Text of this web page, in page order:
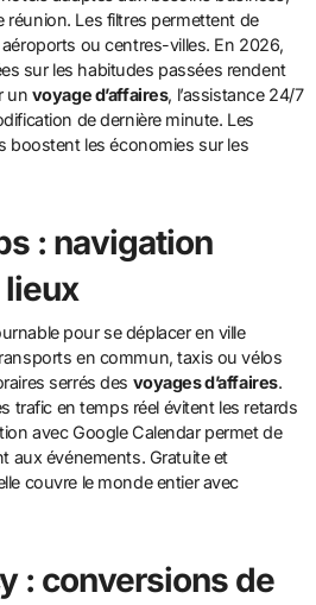
réunion. Les filtres permettent de
ou centres-villes. En 2026,
sur les habitudes passées rendent
un voyage d’affaires, l’assistance 24/7
de dernière minute. Les
boostent les économies sur les
: navigation
pour se déplacer en ville
en commun, taxis ou vélos
serrés des voyages d’affaires.
trafic en temps réel évitent les retards
avec Google Calendar permet de
aux événements. Gratuite et
couvre le monde entier avec
: conversions de